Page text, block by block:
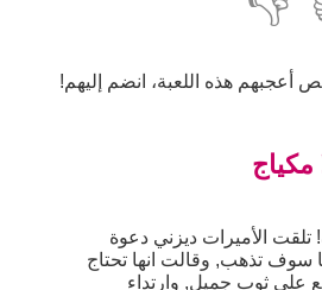
مكياج
الأميرات ديزني دعوة
سوف تذهب, وقالت انها تحتاج
على ثوب جميل, وارتداء